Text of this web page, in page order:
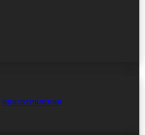
приготовления